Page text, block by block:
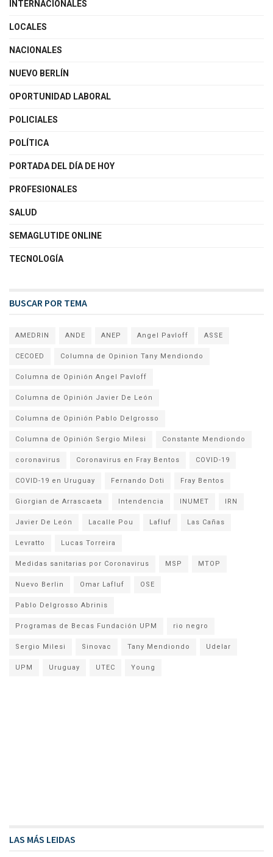
INTERNACIONALES
LOCALES
NACIONALES
NUEVO BERLÍN
OPORTUNIDAD LABORAL
POLICIALES
POLÍTICA
PORTADA DEL DÍA DE HOY
PROFESIONALES
SALUD
SEMAGLUTIDE ONLINE
TECNOLOGÍA
BUSCAR POR TEMA
AMEDRIN ANDE ANEP Angel Pavloff ASSE
CECOED Columna de Opinion Tany Mendiondo
Columna de Opinión Angel Pavloff
Columna de Opinión Javier De León
Columna de Opinión Pablo Delgrosso
Columna de Opinión Sergio Milesi Constante Mendiondo
coronavirus Coronavirus en Fray Bentos COVID-19
COVID-19 en Uruguay Fernando Doti Fray Bentos
Giorgian de Arrascaeta Intendencia INUMET IRN
Javier De León Lacalle Pou Lafluf Las Cañas
Levratto Lucas Torreira
Medidas sanitarias por Coronavirus MSP MTOP
Nuevo Berlin Omar Lafluf OSE
Pablo Delgrosso Abrinis
Programas de Becas Fundación UPM rio negro
Sergio Milesi Sinovac Tany Mendiondo Udelar
UPM Uruguay UTEC Young
LAS MÁS LEIDAS